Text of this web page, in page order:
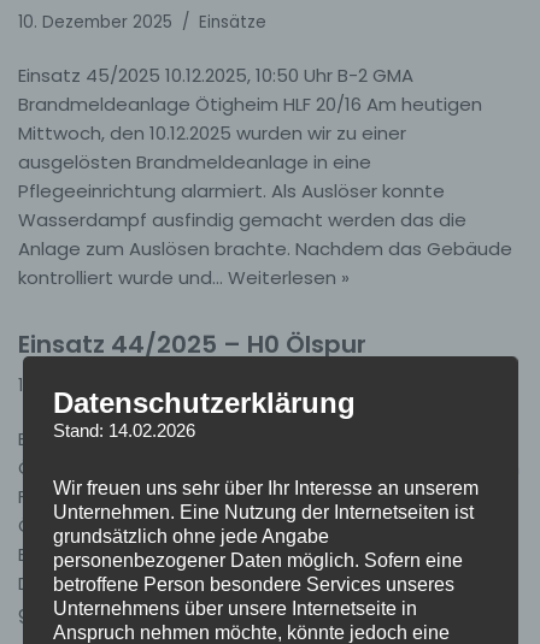
10. Dezember 2025 Einsätze
Einsatz 45/2025 10.12.2025, 10:50 Uhr B-2 GMA
Brandmeldeanlage Ötigheim HLF 20/16 Am heutigen
Mittwoch, den 10.12.2025 wurden wir zu einer
ausgelösten Brandmeldeanlage in eine
Pflegeeinrichtung alarmiert. Als Auslöser konnte
Wasserdampf ausfindig gemacht werden das die
Anlage zum Auslösen brachte. Nachdem das Gebäude
kontrolliert wurde und… Weiterlesen »
Einsatz 44/2025 – H0 Ölspur
10. Dezember 2025
Einsatz 44/2025 05.12.2025, 15:27 Uhr H-0 Ölspur
Ötigheim, Niebelungenstraße MTW mit Öl-Anhänger Am
Freitag, den 05.12.2025, wurden wir zu einer gemeldeten
Ölspur alarmiert. Bereits bei unserer Ankunft an der
Einsatzstelle stellte sich heraus, dass es sich um eine
Dieselspur handelte, die sich über die
gesamte…Weiterlesen »
Datenschutzerklärung
Stand: 14.02.2026
Wir freuen uns sehr über Ihr Interesse an unserem
Unternehmen. Eine Nutzung der Internetseiten ist
grundsätzlich ohne jede Angabe
personenbezogener Daten möglich. Sofern eine
betroffene Person besondere Services unseres
Unternehmens über unsere Internetseite in
Anspruch nehmen möchte, könnte jedoch eine